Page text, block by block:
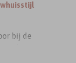
bij de